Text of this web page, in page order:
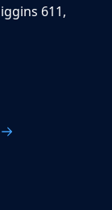
611,